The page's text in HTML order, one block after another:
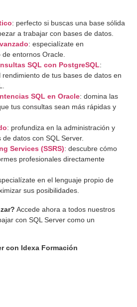
: perfecto si buscas una base sólida
a trabajar con bases de datos.
: especialízate en
entornos Oracle.
SQL con PostgreSQL:
de tus bases de datos en
SQL en Oracle: domina las
tus consultas sean más rápidas y
: profundiza en la administración y
datos con SQL Server.
Services (SSRS): descubre cómo
profesionales directamente
en el lenguaje propio de
sus posibilidades.
Accede ahora a todos nuestros
con SQL Server como un
con Idexa Formación